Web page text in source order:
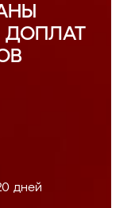
ДОПЛАТ
дней